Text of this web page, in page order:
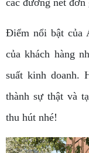
các đường nét
Điểm nổi bật của
của khách hàng
suất kinh doanh.
thành sự thật và
thu hút nhé!